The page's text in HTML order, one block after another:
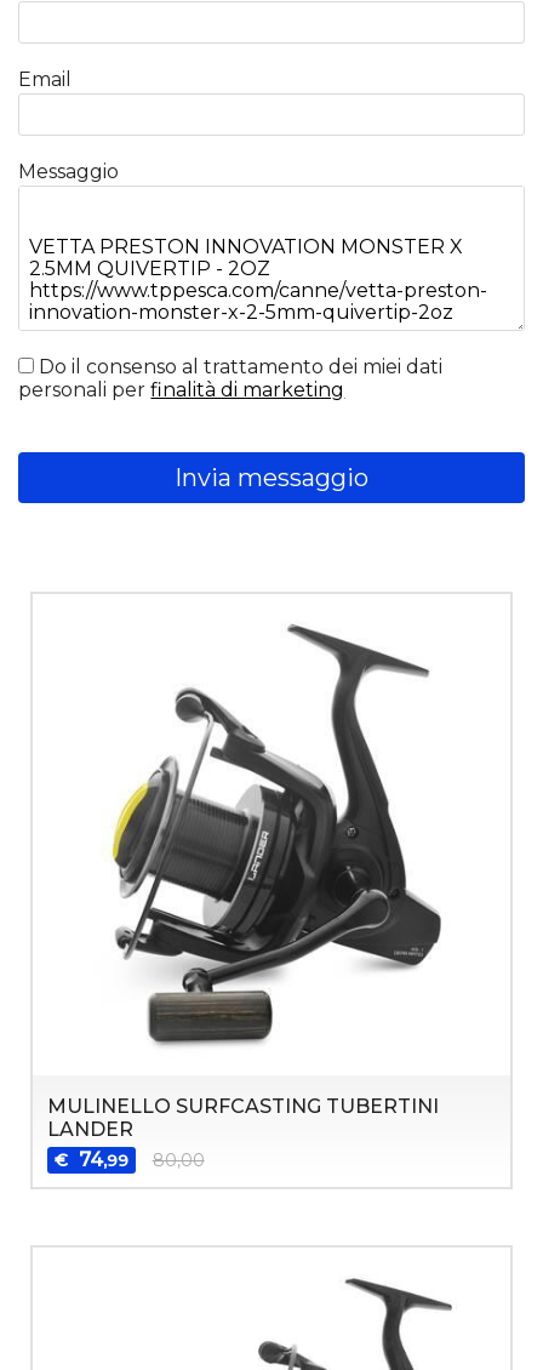
Email
Messaggio
Do il consenso al trattamento dei miei dati
personali perfinalità di marketing
Invia messaggio
MULINELLO SURFCASTING TUBERTINI
LANDER
€ 74,99 80,00